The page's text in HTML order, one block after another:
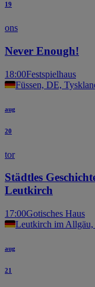
19
ons
Never Enough!
18:00Festspielhaus
Füssen, DE,
aug
20
tor
Städtles
Leutkirch
17:00Gotisches Haus
Leutkirch im Allgäu,
aug
21